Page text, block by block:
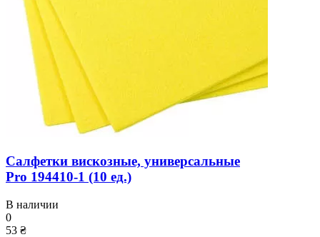
Салфетки вискозные, универсальные
Pro 194410-1 (10 ед.)
В наличии
0
53 ₴